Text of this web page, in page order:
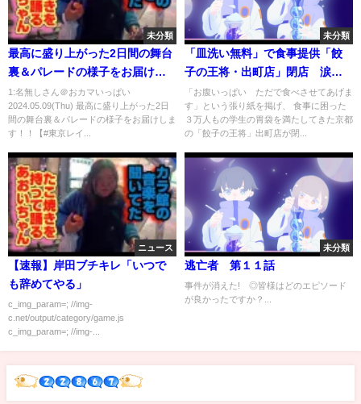
未分類
最高に盛り上がった2日間の舞台
裏＆パレードの様子をお届けし
ます！！【#東京レインボープラ
イド2024 】
1:名無しさん＠おカマいっぱい
2024.05.09(Thu) 最高に盛り上がった2日
間の舞台裏＆パレードの様子をお届けしま
す！！【#東京レイ...
未分類
「皿洗い無料」で食事提供「餃
子の王将・出町店」閉店 涙と
拍手に送られて…
「お腹いっぱい ただで食べさせてあげま
す」という張り紙を掲げ、 食事に困った
３万人もの学生の胃袋を満たしてきた京都
の「餃子の王将」出町店が閉...
ニュース
【速報】岸田ブチキレ「いつで
も辞めてやる」
c_img_param=; //img-
c.net/output/category/game.js
c_img_param=; //img-...
未分類
逃亡者 第１１話
事件が消えた! ◎皆様はどのエピソード
が良かったですか？...